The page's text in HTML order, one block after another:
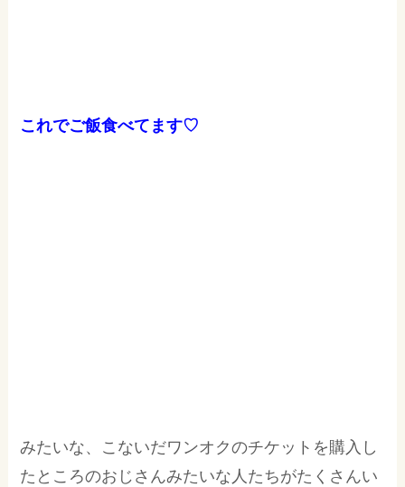
これでご飯食べてます♡
みたいな、こないだワンオクのチケットを購入し
たところのおじさんみたいな人たちがたくさんい